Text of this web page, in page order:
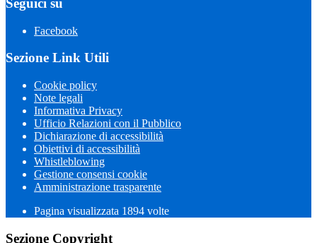
Seguici su
Facebook
Sezione Link Utili
Cookie policy
Note legali
Informativa Privacy
Ufficio Relazioni con il Pubblico
Dichiarazione di accessibilità
Obiettivi di accessibilità
Whistleblowing
Gestione consensi cookie
Amministrazione trasparente
Pagina visualizzata 1894 volte
Sezione Copyright